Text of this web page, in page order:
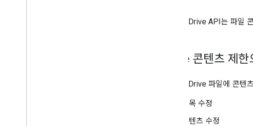
Google Drive API는 파일
Drive 콘텐츠 제
Google Drive 파일에 콘텐
제목 수정
콘텐츠 수정